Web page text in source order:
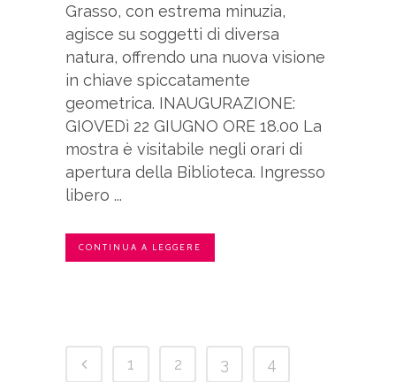
Grasso, con estrema minuzia,
agisce su soggetti di diversa
natura, offrendo una nuova visione
in chiave spiccatamente
geometrica. INAUGURAZIONE:
GIOVEDì 22 GIUGNO ORE 18.00 La
mostra è visitabile negli orari di
apertura della Biblioteca. Ingresso
libero ...
CONTINUA A LEGGERE
1 2 3
4